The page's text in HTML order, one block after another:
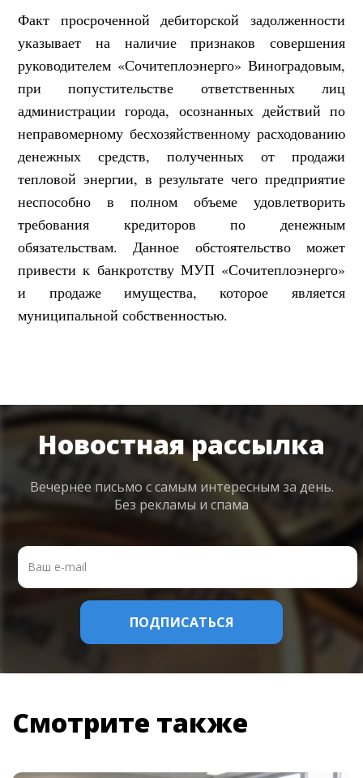
Факт просроченной дебиторской задолженности
указывает на наличие признаков совершения
руководителем «Сочитеплоэнерго» Виноградовым,
при попустительстве ответственных лиц
администрации города, осознанных действий по
неправомерному бесхозяйственному расходованию
денежных средств, полученных от продажи
тепловой энергии, в результате чего предприятие
неспособно в полном объеме удовлетворить
требования кредиторов по денежным
обязательствам. Данное обстоятельство может
привести к банкротству МУП «Сочитеплоэнерго»
и продаже имущества, которое является
муниципальной собственностью.
Новостная рассылка
Вечернее письмо с самым интересным за день.
Без рекламы и спама
Смотрите также